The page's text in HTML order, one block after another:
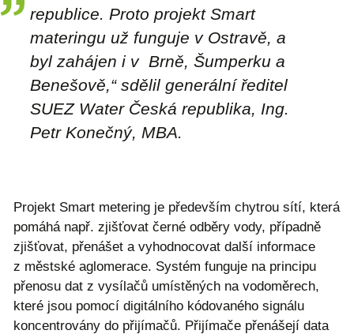
republice. Proto projekt Smart
materingu už funguje v Ostravě, a
byl zahájen i v Brně, Šumperku a
Benešově,“ sdělil generální ředitel
SUEZ Water Česká republika, Ing.
Petr Konečný, MBA.
Projekt Smart metering je především chytrou sítí, která
pomáhá např. zjišťovat černé odběry vody, případně
zjišťovat, přenášet a vyhodnocovat další informace
z městské aglomerace. Systém funguje na principu
přenosu dat z vysílačů umístěných na vodoměrech,
které jsou pomocí digitálního kódovaného signálu
koncentrovány do přijímačů. Přijímače přenášejí data